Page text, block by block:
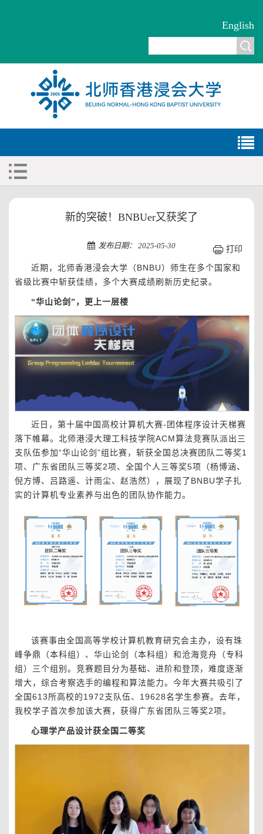
English
新的突破！BNBUer又获奖了
发布日期： 2025-05-30 打印
近期，北师香港浸会大学（BNBU）师生在多个国家和
省级比赛中斩获佳绩，多个大赛成绩刷新历史纪录。
“华山论剑 ” ，更上一层楼
近日，第十届中国高校计算机大赛-团体程序设计天梯赛
落下帷幕。北师港浸大理工科技学院ACM算法竞赛队派出三
支队伍参加“华山论剑”组比赛，斩获全国总决赛团队二等奖1
项、广东省团队三等奖2项、全国个人三等奖5项（杨博涵、
倪方博、吕路遥、计雨尘、赵浩然），展现了BNBU学子扎
实的计算机专业素养与出色的团队协作能力。
该赛事由全国高等学校计算机教育研究会主办，设有珠
峰争鼎（本科组）、华山论剑（本科组）和沧海竞舟（专科
组）三个组别。竞赛题目分为基础、进阶和登顶，难度逐渐
增大，综合考察选手的编程和算法能力。今年大赛共吸引了
全国613所高校的1972支队伍、19628名学生参赛。去年，
我校学子首次参加该大赛，获得广东省团队三等奖2项。
心理学产品设计获全国二等奖